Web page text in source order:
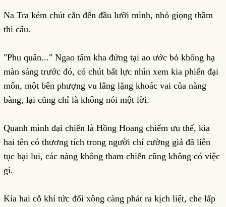
Na Tra kém chút cắn đến đầu lưỡi mình, nhỏ giọng thầm
thì câu.
"Phu quân..." Ngao tâm kha đứng tại ao ước bỏ không hạ
màn sáng trước đó, có chút bất lực nhìn xem kia phiến đại
môn, một bên phượng vu lẳng lặng khoác vai của nàng
bàng, lại cũng chỉ là không nói một lời.
Quanh mình đại chiến là Hồng Hoang chiếm ưu thế, kia
hai tên có thương tích trong người chí cường giả đã liên
tục bại lui, các nàng không tham chiến cũng không có việc
gì.
Kia hai cỗ khí tức đối xông càng phát ra kịch liệt, che lấp